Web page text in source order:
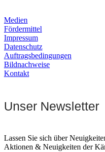
Medien
Fördermittel
Impressum
Datenschutz
Auftragsbedingungen
Bildnachweise
Kontakt
Unser Newsletter
Lassen Sie sich über
Aktionen & Neuigkeiten der